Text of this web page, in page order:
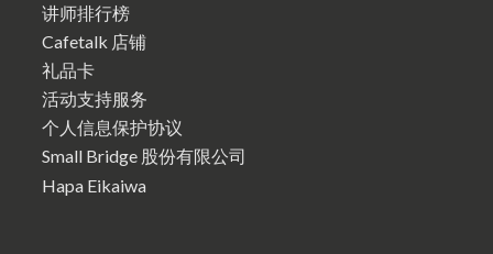
讲师排行榜
Cafetalk 店铺
礼品卡
活动支持服务
个人信息保护协议
Small Bridge 股份有限公司
Hapa Eikaiwa